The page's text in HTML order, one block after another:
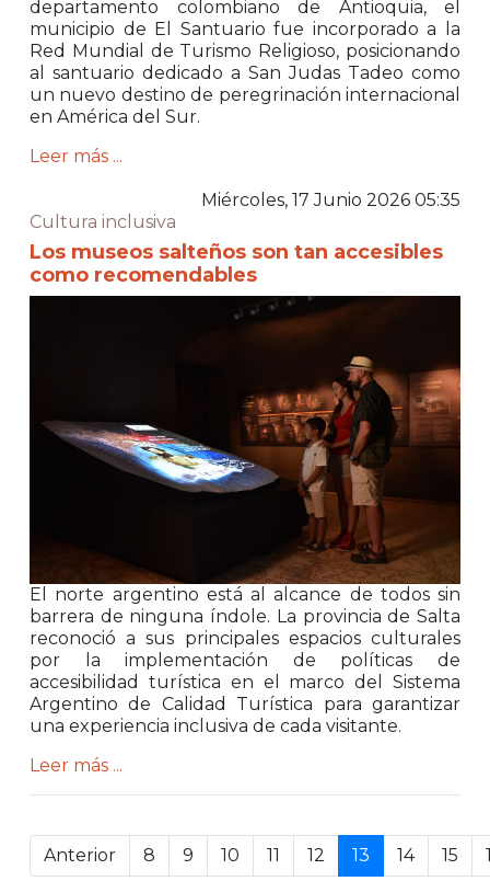
departamento colombiano de Antioquia, el
municipio de El Santuario fue incorporado a la
Red Mundial de Turismo Religioso, posicionando
al santuario dedicado a San Judas Tadeo como
un nuevo destino de peregrinación internacional
en América del Sur.
Leer más ...
Miércoles, 17 Junio 2026 05:35
Cultura inclusiva
Los museos salteños son tan accesibles
como recomendables
El norte argentino está al alcance de todos sin
barrera de ninguna índole. La provincia de Salta
reconoció a sus principales espacios culturales
por la implementación de políticas de
accesibilidad turística en el marco del Sistema
Argentino de Calidad Turística para garantizar
una experiencia inclusiva de cada visitante.
Leer más ...
Anterior
8 9 10 11 12 13 14 15